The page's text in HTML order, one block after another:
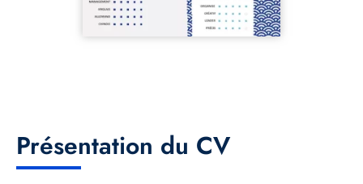
Présentation du CV